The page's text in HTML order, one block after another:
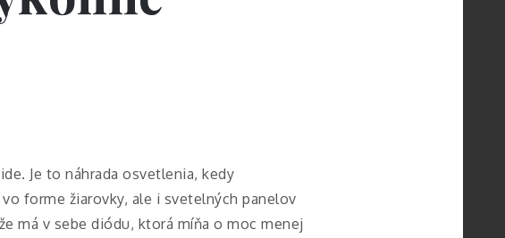
Je to náhrada osvetlenia, kedy
forme žiarovky, ale i svetelných panelov
má v sebe diódu, ktorá míňa o moc menej